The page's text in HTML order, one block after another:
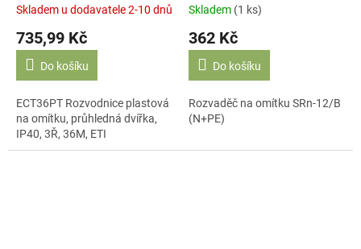
Skladem u dodavatele 2-10 dnů
735,99 Kč
Do košíku
ECT36PT Rozvodnice plastová
na omítku, průhledná dvířka,
IP40, 3Ř, 36M, ETI
Skladem (1 ks)
362 Kč
Do košíku
Rozvaděč na omítku SRn-12/B
(N+PE)